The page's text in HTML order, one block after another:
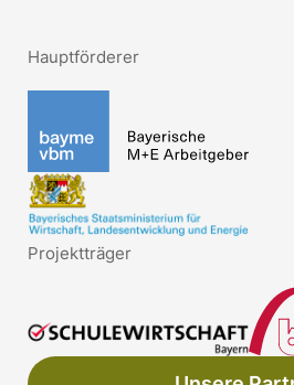
Hauptförderer
Projektträger